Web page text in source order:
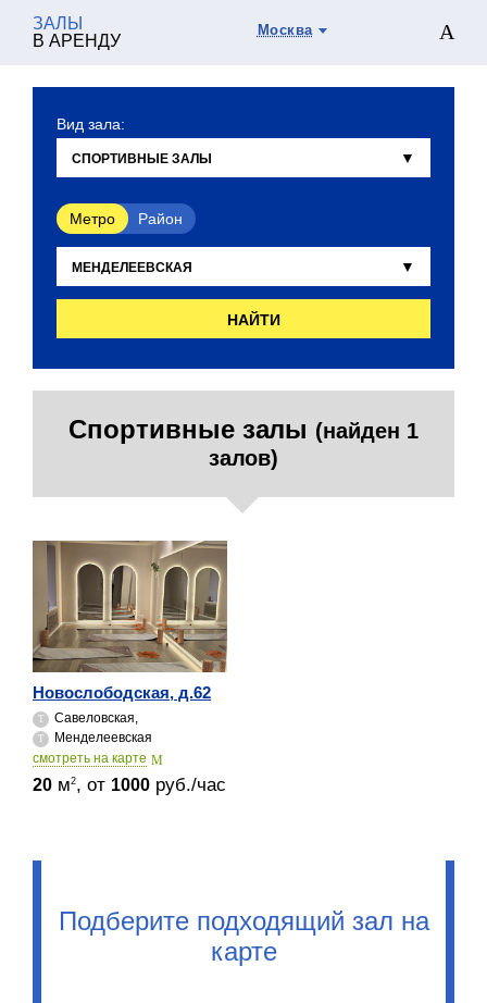
ЗАЛЫ
В АРЕНДУ
Москва
Вид зала:
Метро Район
НАЙТИ
Спортивные залы (найден 1
залов)
Новослободская, д.62
Савеловская,
Менделеевская
cмотреть на карте
20 м2, от 1000 руб./час
Подберите подходящий зал на
карте